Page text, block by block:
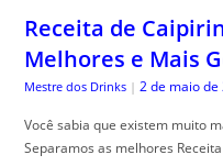
Receita de
Melhores e Mais
Mestre dos Drinks | 2 de maio de
Você sabia que existem muito
Separamos as melhores